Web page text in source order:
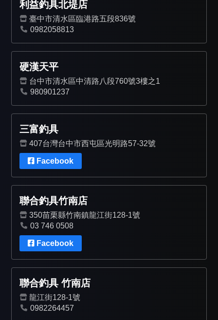
利益釣具北堤店
臺中市清水區臨港路五段836號
0982058813
硬漢天平
台中市清水區中清路八段760號3樓之1
980901237
三富釣具
407台灣台中市西屯區光明路57-32號
Facebook
聯合釣具竹南店
350苗栗縣竹南鎮龍江街128-1號
03 746 0508
Facebook
聯合釣具 竹南店
龍江街128-1號
0982264457